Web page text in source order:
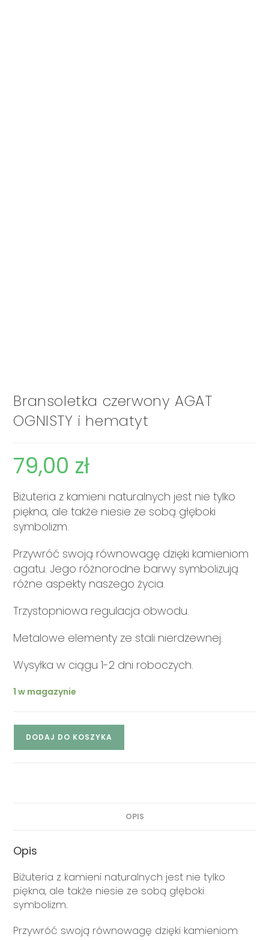
Bransoletka czerwony AGAT
OGNISTY i hematyt
79,00 zł
Biżuteria z kamieni naturalnych jest nie tylko
piękna, ale także niesie ze sobą głęboki
symbolizm.
Przywróć swoją równowagę dzięki kamieniom
agatu. Jego różnorodne barwy symbolizują
różne aspekty naszego życia.
Trzystopniowa regulacja obwodu.
Metalowe elementy ze stali nierdzewnej.
Wysyłka w ciągu 1-2 dni roboczych.
1 w magazynie
DODAJ DO KOSZYKA
OPIS
Opis
Biżuteria z kamieni naturalnych jest nie tylko
piękna, ale także niesie ze sobą głęboki
symbolizm.
Przywróć swoją równowagę dzięki kamieniom